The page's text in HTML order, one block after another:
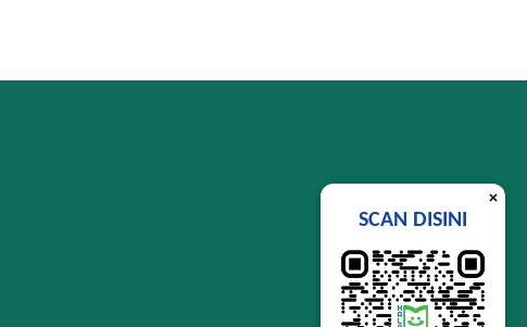
×
SCAN DISINI